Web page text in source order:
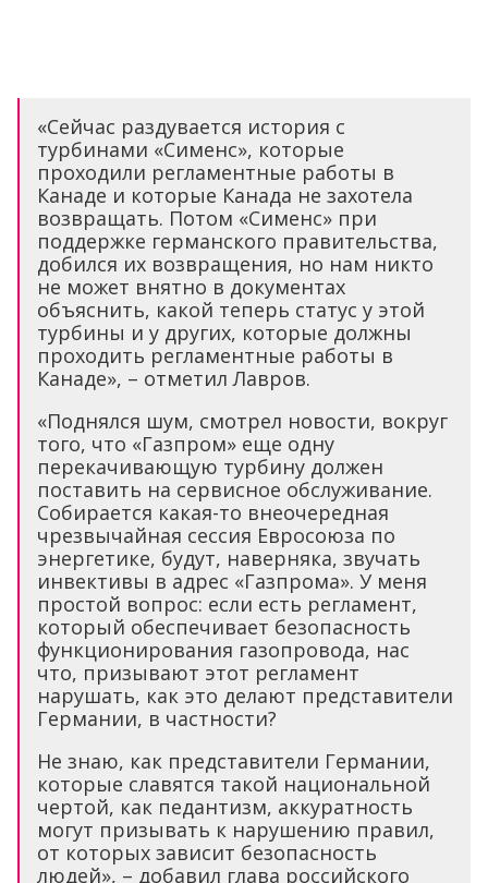
«Сейчас раздувается история с
турбинами «Сименс», которые
проходили регламентные работы в
Канаде и которые Канада не захотела
возвращать. Потом «Сименс» при
поддержке германского правительства,
добился их возвращения, но нам никто
не может внятно в документах
объяснить, какой теперь статус у этой
турбины и у других, которые должны
проходить регламентные работы в
Канаде», – отметил Лавров.
«Поднялся шум, смотрел новости, вокруг
того, что «Газпром» еще одну
перекачивающую турбину должен
поставить на сервисное обслуживание.
Собирается какая-то внеочередная
чрезвычайная сессия Евросоюза по
энергетике, будут, наверняка, звучать
инвективы в адрес «Газпрома». У меня
простой вопрос: если есть регламент,
который обеспечивает безопасность
функционирования газопровода, нас
что, призывают этот регламент
нарушать, как это делают представители
Германии, в частности?
Не знаю, как представители Германии,
которые славятся такой национальной
чертой, как педантизм, аккуратность
могут призывать к нарушению правил,
от которых зависит безопасность
людей», – добавил глава российского